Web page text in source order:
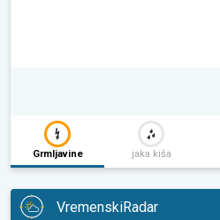
Grmljavine jaka kiša
VremenskiRadar